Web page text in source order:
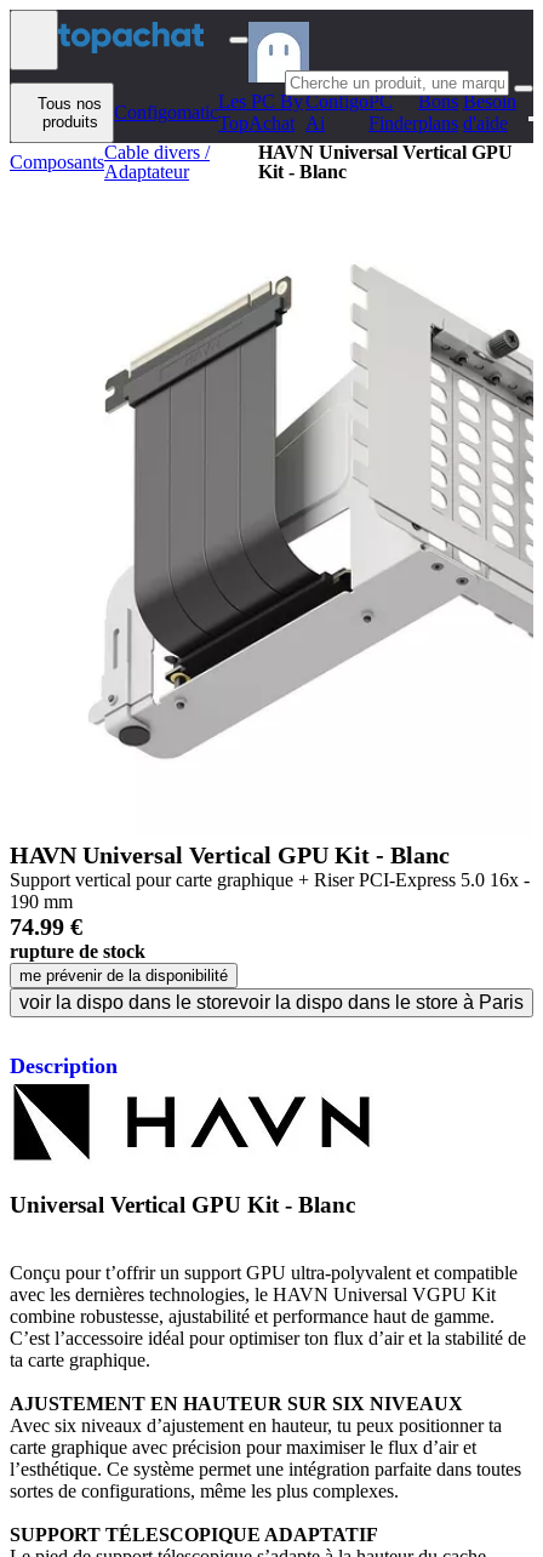
Aller au contenu
Tous nos
produits
Configomatic
Les PC By
TopAchat
Configo
Ai
PC
Finder
Bons
plans
Besoin
d'aide
ComposantsCable divers /
Adaptateur
HAVN Universal Vertical GPU
Kit - Blanc
HAVN Universal Vertical GPU Kit - Blanc
Support vertical pour carte graphique + Riser PCI-Express 5.0 16x -
190 mm
74.99 €
rupture de stock
me prévenir de la disponibilité
voir la dispo dans le storevoir la dispo dans le store à Paris
Description
Universal Vertical GPU Kit - Blanc
Conçu pour t’offrir un support GPU ultra-polyvalent et compatible
avec les dernières technologies, le HAVN Universal VGPU Kit
combine robustesse, ajustabilité et performance haut de gamme.
C’est l’accessoire idéal pour optimiser ton flux d’air et la stabilité de
ta carte graphique.
AJUSTEMENT EN HAUTEUR SUR SIX NIVEAUX
Avec six niveaux d’ajustement en hauteur, tu peux positionner ta
carte graphique avec précision pour maximiser le flux d’air et
l’esthétique. Ce système permet une intégration parfaite dans toutes
sortes de configurations, même les plus complexes.
SUPPORT TÉLESCOPIQUE ADAPTATIF